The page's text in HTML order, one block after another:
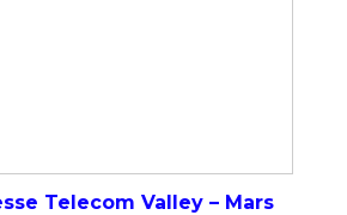
Telecom Valley – Mars